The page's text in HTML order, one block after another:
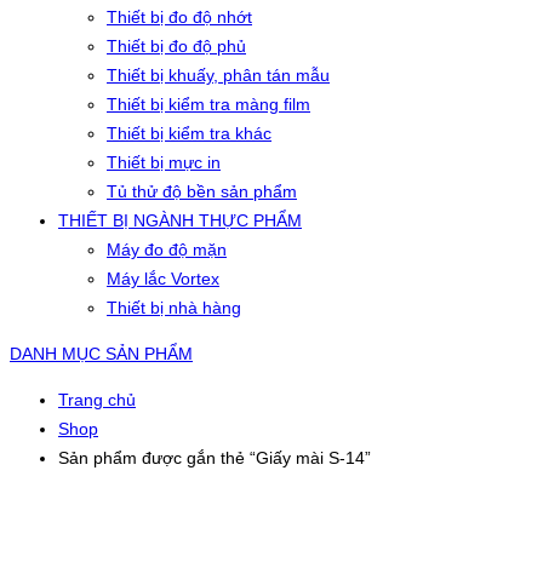
Thiết bị đo độ nhớt
Thiết bị đo độ phủ
Thiết bị khuấy, phân tán mẫu
Thiết bị kiểm tra màng film
Thiết bị kiểm tra khác
Thiết bị mực in
Tủ thử độ bền sản phẩm
THIẾT BỊ NGÀNH THỰC PHẨM
Máy đo độ mặn
Máy lắc Vortex
Thiết bị nhà hàng
DANH MỤC SẢN PHẨM
Trang chủ
Shop
Sản phẩm được gắn thẻ “Giấy mài S-14”